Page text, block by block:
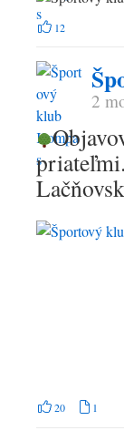
12
2
priateľmi.
20 1